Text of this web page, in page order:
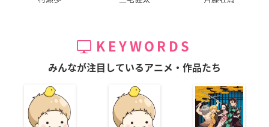
KEYWORDS
みんなが注目しているアニメ・作品たち